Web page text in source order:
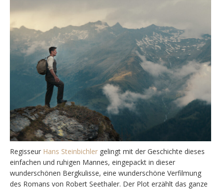
Regisseur Hans Steinbichler gelingt mit der Geschichte dieses
einfachen und ruhigen Mannes, eingepackt in dieser
wunderschönen Bergkulisse, eine wunderschöne Verfilmung
des Romans von Robert Seethaler. Der Plot erzählt das ganze